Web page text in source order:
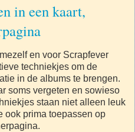
in een kaart,
en voor Scrapfever
techniekjes om de
in de albums te brengen.
soms vergeten en sowieso
staan niet alleen leuk
ook prima toepassen op